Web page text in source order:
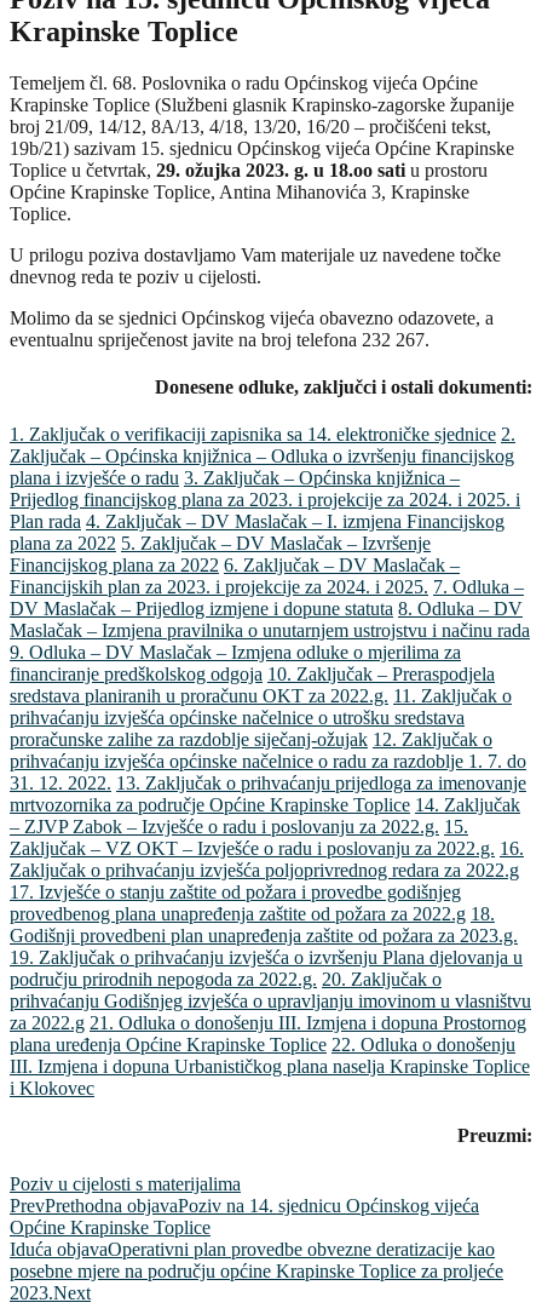
Krapinske Toplice
Temeljem čl. 68. Poslovnika o radu Općinskog vijeća Općine
Krapinske Toplice (Službeni glasnik Krapinsko-zagorske županije
broj 21/09, 14/12, 8A/13, 4/18, 13/20, 16/20 – pročišćeni tekst,
19b/21) sazivam 15. sjednicu Općinskog vijeća Općine Krapinske
Toplice u četvrtak, 29. ožujka 2023. g. u 18.oo sati u prostoru
Općine Krapinske Toplice, Antina Mihanovića 3, Krapinske
Toplice.
U prilogu poziva dostavljamo Vam materijale uz navedene točke
dnevnog reda te poziv u cijelosti.
Molimo da se sjednici Općinskog vijeća obavezno odazovete, a
eventualnu spriječenost javite na broj telefona 232 267.
Donesene odluke, zaključci i ostali dokumenti:
1. Zaključak o verifikaciji zapisnika sa 14. elektroničke sjednice 2.
Zaključak – Općinska knjižnica – Odluka o izvršenju financijskog
plana i izvješće o radu 3. Zaključak – Općinska knjižnica –
Prijedlog financijskog plana za 2023. i projekcije za 2024. i 2025. i
Plan rada 4. Zaključak – DV Maslačak – I. izmjena Financijskog
plana za 2022 5. Zaključak – DV Maslačak – Izvršenje
Financijskog plana za 2022 6. Zaključak – DV Maslačak –
Financijskih plan za 2023. i projekcije za 2024. i 2025. 7. Odluka –
DV Maslačak – Prijedlog izmjene i dopune statuta 8. Odluka – DV
Maslačak – Izmjena pravilnika o unutarnjem ustrojstvu i načinu rada
9. Odluka – DV Maslačak – Izmjena odluke o mjerilima za
financiranje predškolskog odgoja 10. Zaključak – Preraspodjela
sredstava planiranih u proračunu OKT za 2022.g. 11. Zaključak o
prihvaćanju izvješća općinske načelnice o utrošku sredstava
proračunske zalihe za razdoblje siječanj-ožujak 12. Zaključak o
prihvaćanju izvješća općinske načelnice o radu za razdoblje 1. 7. do
31. 12. 2022. 13. Zaključak o prihvaćanju prijedloga za imenovanje
mrtvozornika za područje Općine Krapinske Toplice 14. Zaključak
– ZJVP Zabok – Izvješće o radu i poslovanju za 2022.g. 15.
Zaključak – VZ OKT – Izvješće o radu i poslovanju za 2022.g. 16.
Zaključak o prihvaćanju izvješća poljoprivrednog redara za 2022.g
17. Izvješće o stanju zaštite od požara i provedbe godišnjeg
provedbenog plana unapređenja zaštite od požara za 2022.g 18.
Godišnji provedbeni plan unapređenja zaštite od požara za 2023.g.
19. Zaključak o prihvaćanju izvješća o izvršenju Plana djelovanja u
području prirodnih nepogoda za 2022.g. 20. Zaključak o
prihvaćanju Godišnjeg izvješća o upravljanju imovinom u vlasništvu
za 2022.g 21. Odluka o donošenju III. Izmjena i dopuna Prostornog
plana uređenja Općine Krapinske Toplice 22. Odluka o donošenju
III. Izmjena i dopuna Urbanističkog plana naselja Krapinske Toplice
i Klokovec
Preuzmi:
Poziv u cijelosti s materijalima
PrevPrethodna objavaPoziv na 14. sjednicu Općinskog vijeća
Općine Krapinske Toplice
Iduća objavaOperativni plan provedbe obvezne deratizacije kao
posebne mjere na području općine Krapinske Toplice za proljeće
2023.Next